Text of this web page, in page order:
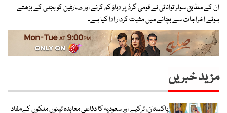
ان کے مطابق سولر توانائی نے قومی گرڈ پر دباؤ کم کرنے اور صارفین کو بجلی کے بڑھتے
ہوئے اخراجات سے بچانے میں مثبت کردار ادا کیا ہے۔
مزید خبریں
پاکستان، ترکیے اور سعودیہ کا دفاعی معاہدہ تینوں ملکوں کےمفاد